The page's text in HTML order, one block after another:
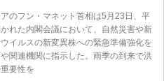
のフン・マネット首相は5月23日、平
れた内閣会議において、自然災害や新
イルスの新変異株への緊急準備強化を
関連機関に指示した。雨季の到来で洪
要性を